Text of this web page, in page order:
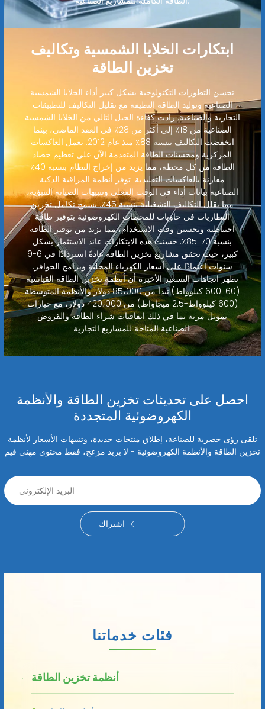
ابتكارات الخلايا الشمسية وتكاليف
تخزين الطاقة
تحسن التطورات التكنولوجية بشكل كبير أداء الخلايا الشمسية
الصناعية وتوليد الطاقة النظيفة مع تقليل التكاليف للتطبيقات
التجارية والصناعية. زادت كفاءة الجيل التالي من الخلايا الشمسية
الصناعية من 18٪ إلى أكثر من 28٪ في العقد الماضي، بينما
انخفضت التكاليف بنسبة 88٪ منذ عام 2012. تعمل العاكسات
المركزية ومحسنات الطاقة المتقدمة الآن على تعظيم حصاد
الطاقة من كل محطة، مما يزيد من إخراج النظام بنسبة 40٪
مقارنة بالعاكسات التقليدية. توفر أنظمة المراقبة الذكية
الصناعية بيانات أداء في الوقت الفعلي وتنبيهات الصيانة التنبؤية،
مما يقلل التكاليف التشغيلية بنسبة 45٪. يسمح تكامل تخزين
البطاريات في حاويات للمحطات الكهروضوئية بتوفير طاقة
احتياطية وتحسين وقت الاستخدام، مما يزيد من توفير الطاقة
بنسبة 70-85٪. حسنت هذه الابتكارات عائد الاستثمار بشكل
كبير، حيث تحقق مشاريع تخزين الطاقة عادةً استردادًا في 6-9
سنوات اعتمادًا على أسعار الكهرباء المحلية وبرامج الحوافز.
تظهر اتجاهات التسعير الأخيرة أن أنظمة تخزين الطاقة القياسية
(60-600 كيلوواط) تبدأ من 85،000 دولار والأنظمة المتوسطة
(600 كيلوواط-2.5 ميجاواط) من 420،000 دولار، مع خيارات
تمويل مرنة بما في ذلك اتفاقيات شراء الطاقة والقروض
الصناعية المتاحة للمشاريع التجارية.
احصل على تحديثات تخزين الطاقة والأنظمة
الكهروضوئية المتجددة
تلقى رؤى حصرية للصناعة، إطلاق منتجات جديدة، وتنبيهات الأسعار لأنظمة
تخزين الطاقة والأنظمة الكهروضوئية - لا بريد مزعج، فقط محتوى مهني قيم
اشتراك
فئات خدماتنا
أنظمة تخزين الطاقة